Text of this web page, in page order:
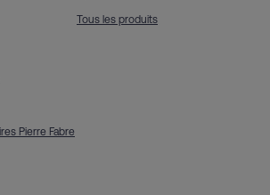
Tous les produits
Pierre Fabre